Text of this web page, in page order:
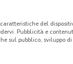
del
Pubblicità e
sul pubblico, sviluppo di